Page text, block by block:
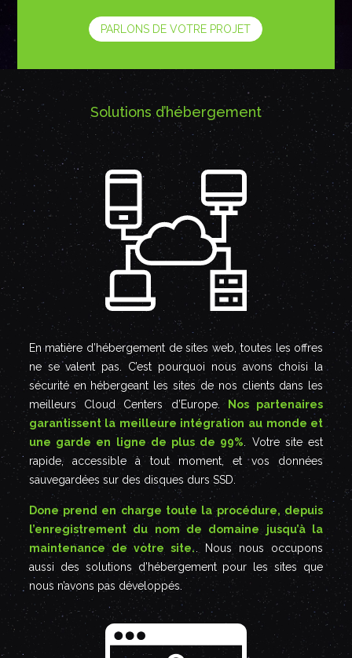
PARLONS DE VOTRE PROJET
Solutions d’hébergement
En matière d’hébergement de sites web, toutes les offres
ne se valent pas. C’est pourquoi nous avons choisi la
sécurité en hébergeant les sites de nos clients dans les
meilleurs Cloud Centers d’Europe. Nos partenaires
garantissent la meilleure intégration au monde et
une garde en ligne de plus de 99% . Votre site est
rapide, accessible à tout moment, et vos données
sauvegardées sur des disques durs SSD.
Done prend en charge toute la procédure, depuis
l’enregistrement du nom de domaine jusqu’à la
maintenance de votre site. . Nous nous occupons
aussi des solutions d’hébergement pour les sites que
nous n’avons pas développés.